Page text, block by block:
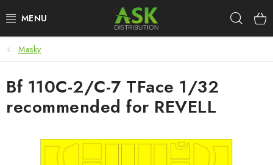
na
WARHAMMER
ASK PRODUKTY
NOVINKY
PLASTIKOVÉ MODELY
Masky
Bf 110C-2/C-7 TFace 1/32
recommended for REVELL